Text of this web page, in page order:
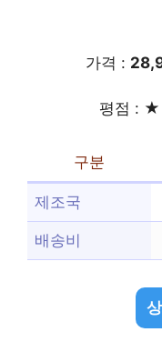
가격 :
평점 : ★
구분
제조국
배송비